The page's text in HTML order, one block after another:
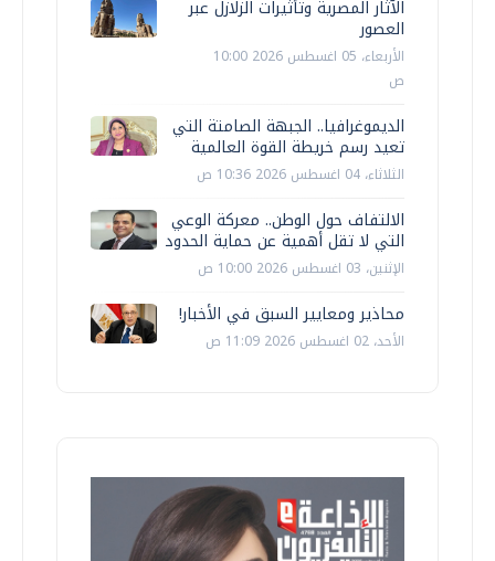
الآثار المصرية وتأثيرات الزلازل عبر
العصور
الأربعاء، 05 اغسطس 2026 10:00
ص
الديموغرافيا.. الجبهة الصامتة التي
تعيد رسم خريطة القوة العالمية
الثلاثاء، 04 اغسطس 2026 10:36 ص
الالتفاف حول الوطن.. معركة الوعي
التي لا تقل أهمية عن حماية الحدود
الإثنين، 03 اغسطس 2026 10:00 ص
محاذير ومعايير السبق في الأخبار!
الأحد، 02 اغسطس 2026 11:09 ص